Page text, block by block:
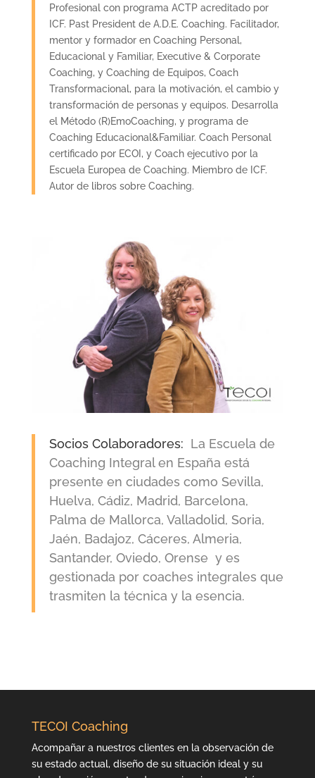
Profesional con programa ACTP acreditado por
ICF. Past President de A.D.E. Coaching. Facilitador,
mentor y formador en Coaching Personal,
Educacional y Familiar, Executive & Corporate
Coaching, y Coaching de Equipos, Coach
Transformacional, para la motivación, el cambio y
transformación de personas y equipos. Desarrolla
el Método (R)EmoCoaching, y programa de
Coaching Educacional&Familiar. Coach Personal
certificado por ECOI, y Coach ejecutivo por la
Escuela Europea de Coaching. Miembro de ICF.
Autor de libros sobre Coaching.
Socios Colaboradores: La Escuela de
Coaching Integral en España está
presente en ciudades como Sevilla,
Huelva, Cádiz, Madrid, Barcelona,
Palma de Mallorca, Valladolid, Soria,
Jaén, Badajoz, Cáceres, Almeria,
Santander, Oviedo, Orense y es
gestionada por coaches integrales que
trasmiten la técnica y la esencia.
TECOI Coaching
Acompañar a nuestros clientes en la observación de
su estado actual, diseño de su situación ideal y su